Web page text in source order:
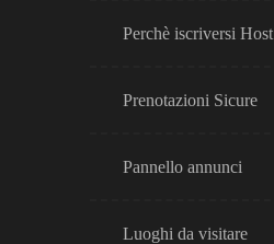
Perchè iscriversi Host
Prenotazioni Sicure
Pannello annunci
Luoghi da visitare